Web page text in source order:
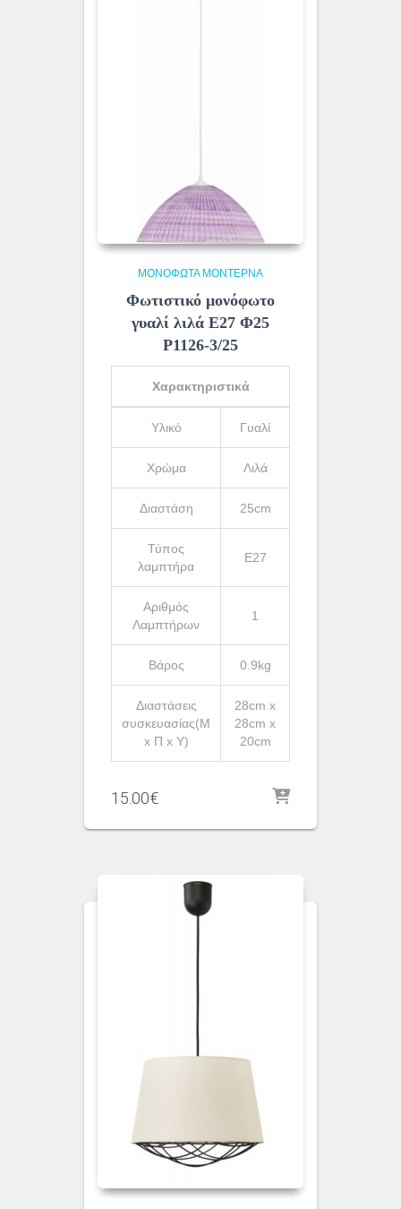
ΜΟΝΌΦΩΤΑ ΜΟΝΤΈΡΝΑ
Φωτιστικό μονόφωτο
γυαλί λιλά Ε27 Φ25
Ρ1126-3/25
Χαρακτηριστικά
Υλικό Γυαλί
Χρώμα Λιλά
Διαστάση 25cm
Τύπος
λαμπτήρα
Ε27
Αριθμός
Λαμπτήρων
1
Βάρος 0.9kg
Διαστάσεις
συσκευασίας(Μ
x Π x Υ)
28cm x
28cm x
20cm
15.00€